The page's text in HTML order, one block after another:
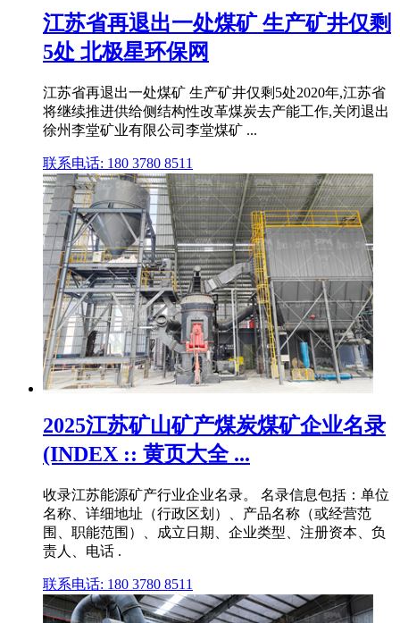
江苏省再退出一处煤矿 生产矿井仅剩
5处 北极星环保网
江苏省再退出一处煤矿 生产矿井仅剩5处2020年,江苏省
将继续推进供给侧结构性改革煤炭去产能工作,关闭退出
徐州李堂矿业有限公司李堂煤矿 ...
联系电话: 180 3780 8511
2025江苏矿山矿产煤炭煤矿企业名录
(INDEX :: 黄页大全 ...
收录江苏能源矿产行业企业名录。 名录信息包括：单位
名称、详细地址（行政区划）、产品名称（或经营范
围、职能范围）、成立日期、企业类型、注册资本、负
责人、电话 .
联系电话: 180 3780 8511